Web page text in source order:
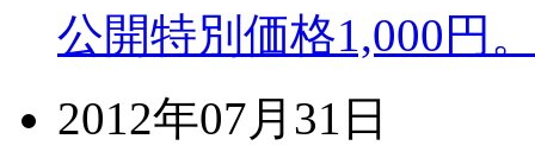
公開特別価格1,000円
2012年07月31日